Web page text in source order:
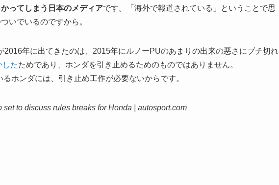
ってしまう日本のメディアです。「海外で報道されている」ということで思
いでいるのですから。
2016年に出てきたのは、2015年にルノーPUのあまりの出来の悪さにブチ切れ
したためであり、ホンダを引き止めるためのものではありません。
ホンダには、引き止め工作が必要ないからです。
set to discuss rules breaks for Honda | autosport.com